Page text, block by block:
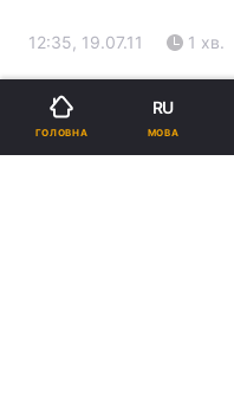
12:35, 19.07.11 1 хв.
ГОЛОВНА
RU
МОВА